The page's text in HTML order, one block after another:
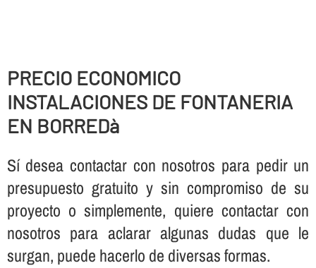
PRECIO ECONOMICO
INSTALACIONES DE FONTANERIA
EN BORREDà
Sí­ desea contactar con nosotros para pedir un
presupuesto gratuito y sin compromiso de su
proyecto o simplemente, quiere contactar con
nosotros para aclarar algunas dudas que le
surgan, puede hacerlo de diversas formas.